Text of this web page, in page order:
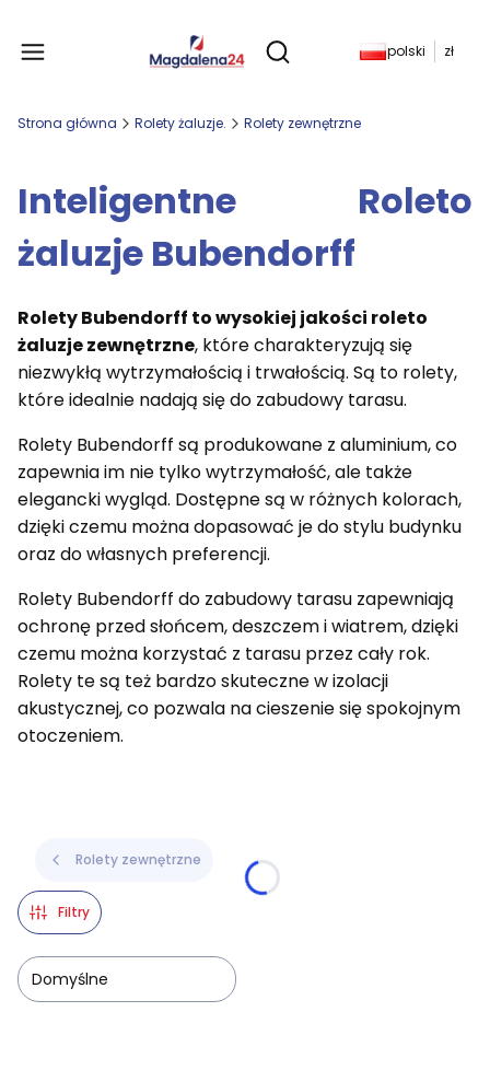
Otwórz wyszukiwarkę
Produkty w
polski zł
Strona główna Rolety żaluzje. Rolety zewnętrzne
Inteligentne Roleto
żaluzje Bubendorff
Rolety Bubendorff to wysokiej jakości roleto
żaluzje zewnętrzne, które charakteryzują się
niezwykłą wytrzymałością i trwałością. Są to rolety,
które idealnie nadają się do zabudowy tarasu.
Rolety Bubendorff są produkowane z aluminium, co
zapewnia im nie tylko wytrzymałość, ale także
elegancki wygląd. Dostępne są w różnych kolorach,
dzięki czemu można dopasować je do stylu budynku
oraz do własnych preferencji.
Rolety Bubendorff do zabudowy tarasu zapewniają
ochronę przed słońcem, deszczem i wiatrem, dzięki
czemu można korzystać z tarasu przez cały rok.
Rolety te są też bardzo skuteczne w izolacji
akustycznej, co pozwala na cieszenie się spokojnym
otoczeniem.
Rolety zewnętrzne
Filtry
Domyślne